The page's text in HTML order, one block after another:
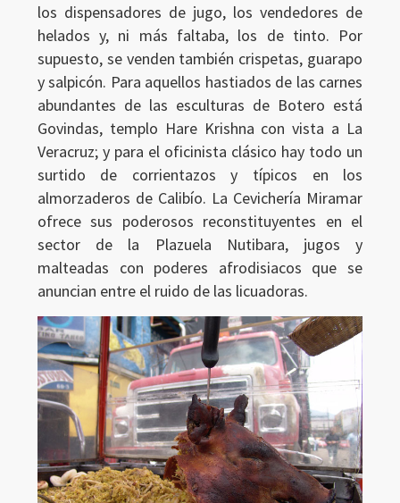
los dispensadores de jugo, los vendedores de
helados y, ni más faltaba, los de tinto. Por
supuesto, se venden también crispetas, guarapo
y salpicón. Para aquellos hastiados de las carnes
abundantes de las esculturas de Botero está
Govindas, templo Hare Krishna con vista a La
Veracruz; y para el oficinista clásico hay todo un
surtido de corrientazos y típicos en los
almorzaderos de Calibío. La Cevichería Miramar
ofrece sus poderosos reconstituyentes en el
sector de la Plazuela Nutibara, jugos y
malteadas con poderes afrodisiacos que se
anuncian entre el ruido de las licuadoras.